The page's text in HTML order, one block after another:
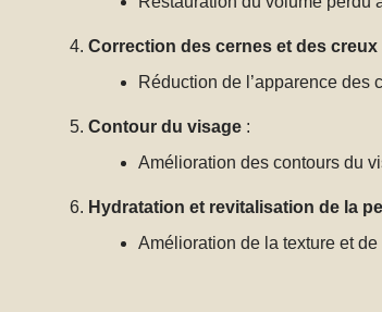
Correction des cernes et des
Réduction de l’apparence des
Contour du visage :
Amélioration des contours du
Hydratation et revitalisation de la
Amélioration de la texture et de